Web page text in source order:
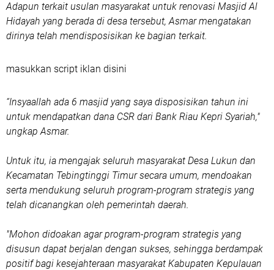
Adapun terkait usulan masyarakat untuk renovasi Masjid Al
Hidayah yang berada di desa tersebut, Asmar mengatakan
dirinya telah mendisposisikan ke bagian terkait.
masukkan script iklan disini
“Insyaallah ada 6 masjid yang saya disposisikan tahun ini
untuk mendapatkan dana CSR dari Bank Riau Kepri Syariah,"
ungkap Asmar.
Untuk itu, ia mengajak seluruh masyarakat Desa Lukun dan
Kecamatan Tebingtinggi Timur secara umum, mendoakan
serta mendukung seluruh program-program strategis yang
telah dicanangkan oleh pemerintah daerah.
"Mohon didoakan agar program-program strategis yang
disusun dapat berjalan dengan sukses, sehingga berdampak
positif bagi kesejahteraan masyarakat Kabupaten Kepulauan